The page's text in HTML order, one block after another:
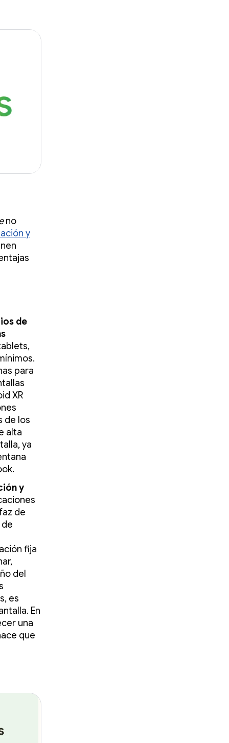
no
y
de
para
XR
de los
alta
ya
y
de
fija
del
es
En
una
que